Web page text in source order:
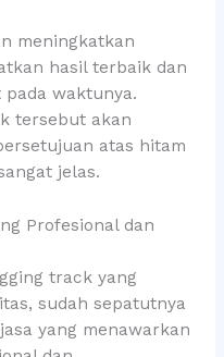
meningkatkan
hasil terbaik dan
waktunya.
tersebut akan
atas hitam
jelas.
Profesional dan
track yang
sudah sepatutnya
yang menawarkan